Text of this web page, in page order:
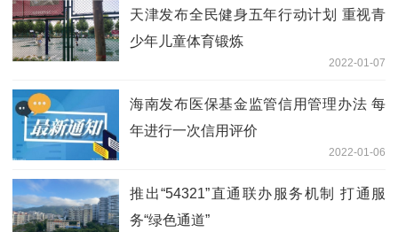
天津发布全民健身五年行动计划 重视青
少年儿童体育锻炼
2022-01-07
海南发布医保基金监管信用管理办法 每
年进行一次信用评价
2022-01-06
推出“54321”直通联办服务机制 打通服
务“绿色通道”